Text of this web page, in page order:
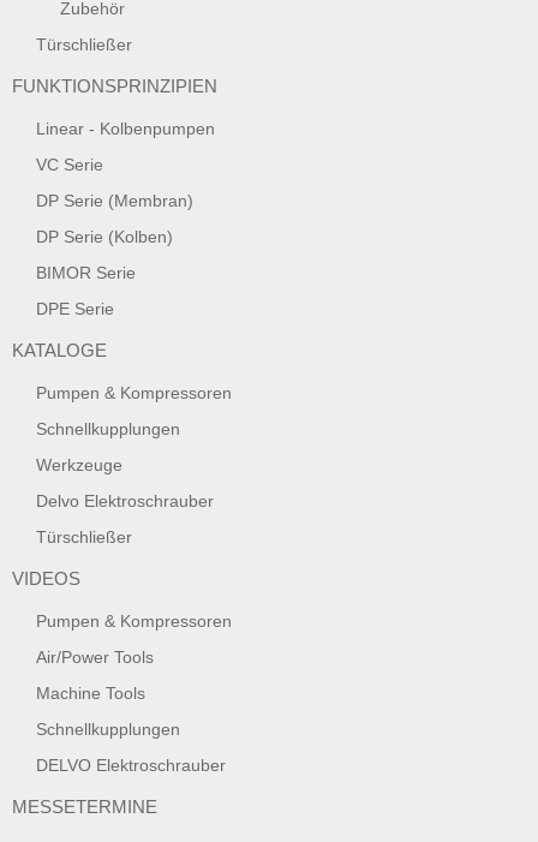
Zubehör
Türschließer
FUNKTIONSPRINZIPIEN
Linear - Kolbenpumpen
VC Serie
DP Serie (Membran)
DP Serie (Kolben)
BIMOR Serie
DPE Serie
KATALOGE
Pumpen & Kompressoren
Schnellkupplungen
Werkzeuge
Delvo Elektroschrauber
Türschließer
VIDEOS
Pumpen & Kompressoren
Air/Power Tools
Machine Tools
Schnellkupplungen
DELVO Elektroschrauber
MESSETERMINE